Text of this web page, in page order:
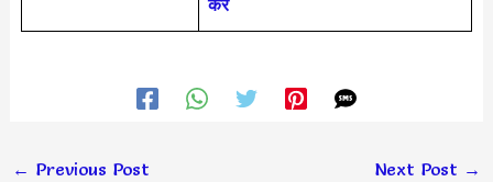
करें
← Previous Post Next Post →